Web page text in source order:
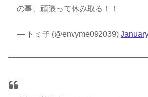
の事、頑張って休み取る！！
— トミ子 (@envyme092039)